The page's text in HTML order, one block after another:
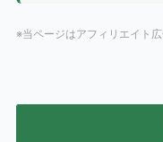
※当ページはアフィリエイト